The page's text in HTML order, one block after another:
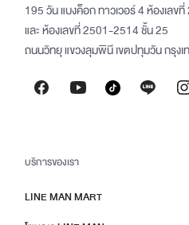
195 วัน แบงค็อก ทาวเวอร์ 4 ห้องเล
และ ห้องเลขที่ 2501-2514 ชั้น 25
ถนนวิทยุ แขวงลุมพินี เขตปทุมวัน กรุง
บริการของเรา
LINE MAN MART